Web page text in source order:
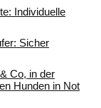
Individuelle
Sicher
Co, in der
Hunden in Not